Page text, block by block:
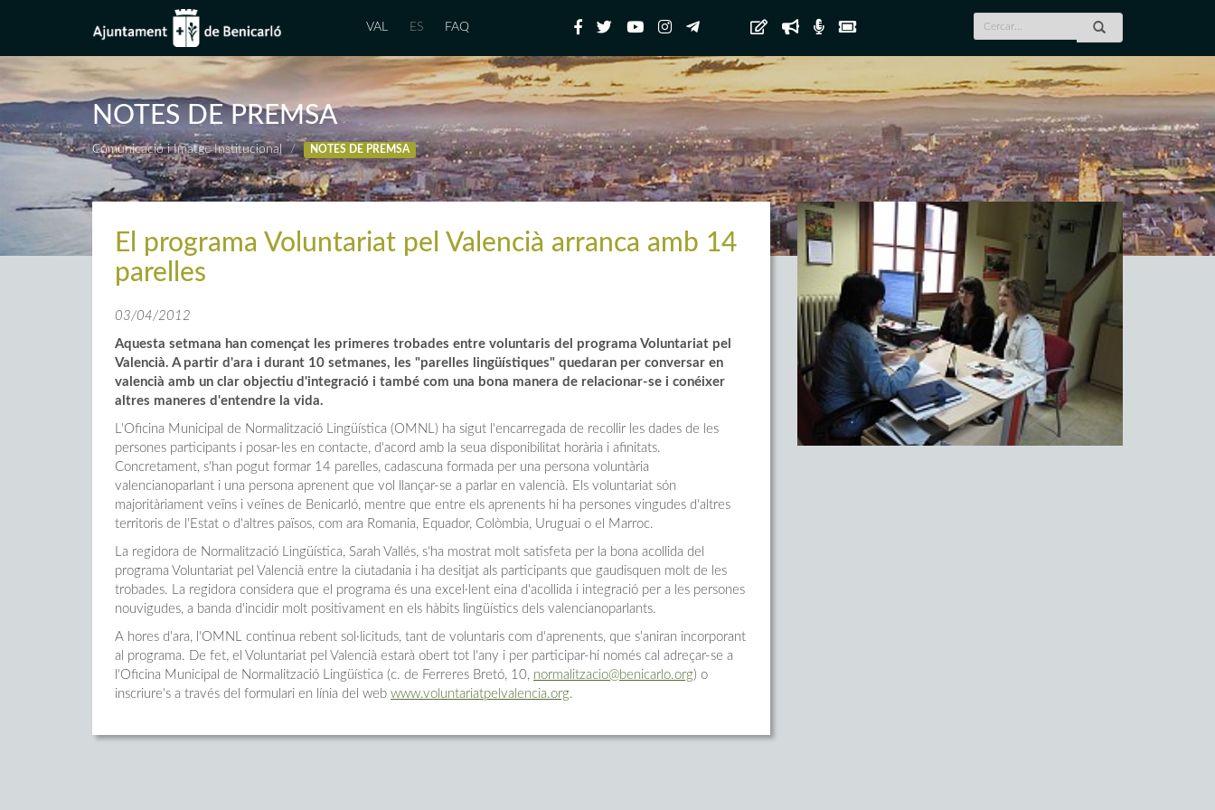
VAL ES FAQ
NOTES DE PREMSA
Comunicació i Imatge Institucional NOTES DE PREMSA
El programa Voluntariat pel Valencià arranca amb 14
parelles
03/04/2012
Aquesta setmana han començat les primeres trobades entre voluntaris del programa Voluntariat pel
Valencià. A partir d'ara i durant 10 setmanes, les "parelles lingüístiques" quedaran per conversar en
valencià amb un clar objectiu d'integració i també com una bona manera de relacionar-se i conéixer
altres maneres d'entendre la vida.
L'Oficina Municipal de Normalització Lingüística (OMNL) ha sigut l'encarregada de recollir les dades de les
persones participants i posar-les en contacte, d'acord amb la seua disponibilitat horària i afinitats.
Concretament, s'han pogut formar 14 parelles, cadascuna formada per una persona voluntària
valencianoparlant i una persona aprenent que vol llançar-se a parlar en valencià. Els voluntariat són
majoritàriament veïns i veïnes de Benicarló, mentre que entre els aprenents hi ha persones vingudes d'altres
territoris de l'Estat o d'altres països, com ara Romania, Equador, Colòmbia, Uruguai o el Marroc.
La regidora de Normalització Lingüística, Sarah Vallés, s'ha mostrat molt satisfeta per la bona acollida del
programa Voluntariat pel Valencià entre la ciutadania i ha desitjat als participants que gaudisquen molt de les
trobades. La regidora considera que el programa és una excel·lent eina d'acollida i integració per a les persones
nouvigudes, a banda d'incidir molt positivament en els hàbits lingüístics dels valencianoparlants.
A hores d'ara, l'OMNL continua rebent sol·licituds, tant de voluntaris com d'aprenents, que s'aniran incorporant
al programa. De fet, el Voluntariat pel Valencià estarà obert tot l'any i per participar-hi només cal adreçar-se a
l'Oficina Municipal de Normalització Lingüística (c. de Ferreres Bretó, 10, normalitzacio@benicarlo.org) o
inscriure's a través del formulari en línia del web www.voluntariatpelvalencia.org.